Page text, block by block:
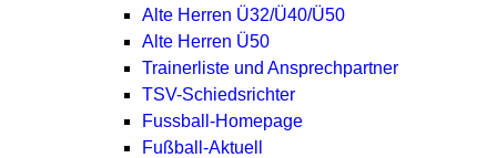
Alte Herren Ü32/Ü40/Ü50
Alte Herren Ü50
Trainerliste und Ansprechpartner
TSV-Schiedsrichter
Fussball-Homepage
Fußball-Aktuell